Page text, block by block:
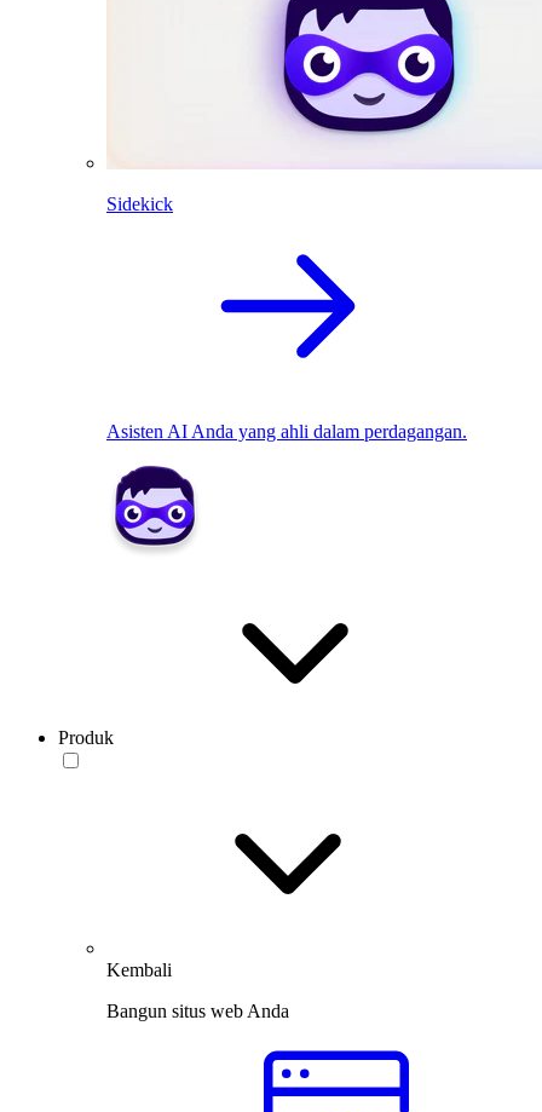
Sidekick
Asisten AI Anda yang ahli dalam perdagangan.
Produk
Kembali
Bangun situs web Anda